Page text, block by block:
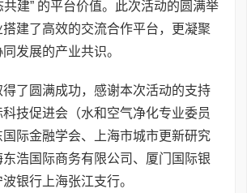
共建” 的平台价值。此次活动的圆满举
建了高效的交流合作平台，更凝聚
发展的产业共识。
了圆满成功，感谢本次活动的支持
技促进会（水和空气净化专业委员
际金融学会、上海市城市更新研究
浩国际商务有限公司、厦门国际银
银行上海张江支行。